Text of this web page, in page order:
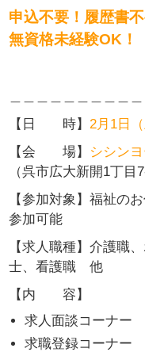
申込不要！履歴書
無資格未経験OK！
【日 時】 2月1日
【会 場】 シシン
（呉市広大新開1丁目
【参加対象】福祉の
参加可能
【求人職種】介護職
士、看護職 他
【内 容】
求人面談コーナー
求職登録コーナー